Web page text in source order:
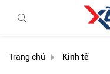
Trang chủ Kinh tế